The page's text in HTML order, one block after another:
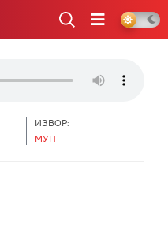
ИЗВОР:
МУП